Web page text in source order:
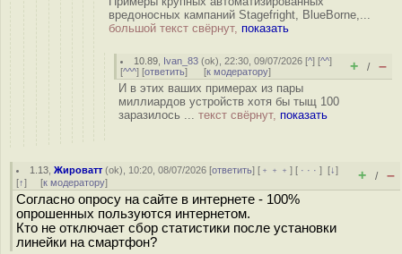
вредоносных кампаний Stagefright, BlueBorne,...
большой текст свёрнут, показать
10.89 Ivan_83 (ok), 22:30, 09/07/2026 [^] [^^]
[^^^] [ответить] [к модератору] + / –
И в этих ваших примерах из пары
миллиардов устройств хотя бы тыщ 100
заразилось ... текст свёрнут, показать
1.13 ,Жироватт (ok), 10:20, 08/07/2026 [ответить] [ ﹢﹢﹢] [ · · ·][↓]
[↑] [к модератору] + / –
Согласно опросу на сайте в интернете - 100%
опрошенных пользуются интернетом.
Кто не отключает сбор статистики после установки
линейки на смартфон?